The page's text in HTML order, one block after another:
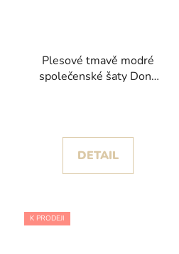
Plesové tmavě modré
společenské šaty Dona
DETAIL
K PRODEJI